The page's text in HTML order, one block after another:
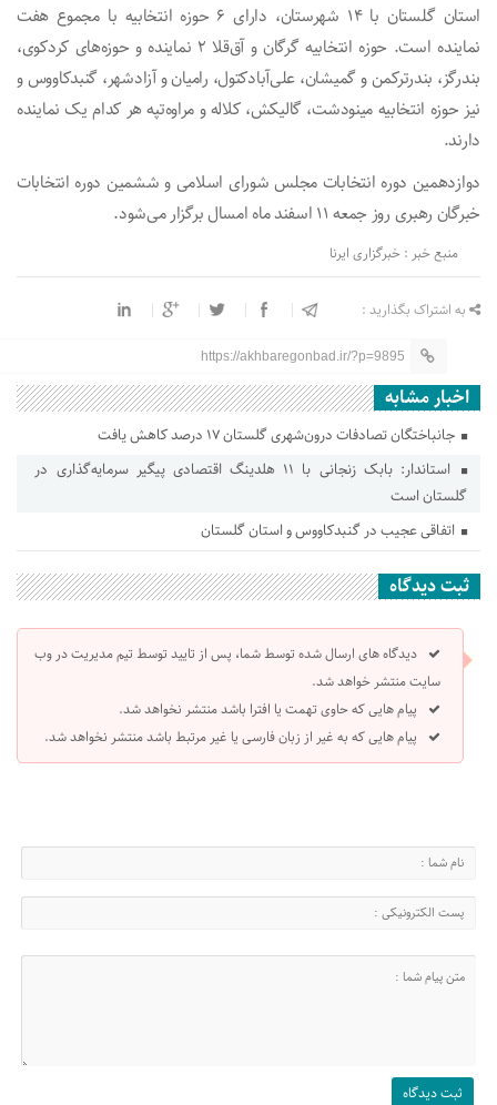
استان گلستان با ۱۴ شهرستان، دارای ۶ حوزه انتخابیه با مجموع هفت
نماینده است. حوزه انتخابیه گرگان و آق‌قلا ۲ نماینده و حوزه‌های کردکوی،
بندرگز، بندرترکمن و گمیشان، علی‌آبادکتول، رامیان و آزادشهر، گنبدکاووس و
نیز حوزه انتخابیه مینودشت، گالیکش، کلاله و مراوه‌تپه هر کدام یک نماینده
دارند.
دوازدهمین دوره انتخابات مجلس شورای اسلامی و ششمین دوره انتخابات
خبرگان رهبری روز جمعه ۱۱ اسفند ماه امسال برگزار می‌شود.
منبع خبر : خبرگزاری ایرنا
به اشتراک بگذارید :
https://akhbaregonbad.ir/?p=9895
اخبار مشابه
جانباختگان تصادفات درون‌شهری گلستان ۱۷ درصد کاهش یافت
استاندار: بابک زنجانی با ۱۱ هلدینگ اقتصادی پیگیر سرمایه‌گذاری در
گلستان است
اتفاقی عجیب در‌ گنبدکاووس و استان گلستان
ثبت دیدگاه
دیدگاه های ارسال شده توسط شما، پس از تایید توسط تیم مدیریت در وب
سایت منتشر خواهد شد.
پیام هایی که حاوی تهمت یا افترا باشد منتشر نخواهد شد.
پیام هایی که به غیر از زبان فارسی یا غیر مرتبط باشد منتشر نخواهد شد.